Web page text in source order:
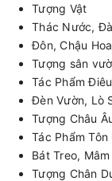
Tượng Vật
Thác Nước,
Đôn, Chậu
Tượng sân
Tác Phẩm
Đèn Vườn, Lò
Tượng Châu
Tác Phẩm Tôn
Bát Treo,
Tượng Chân